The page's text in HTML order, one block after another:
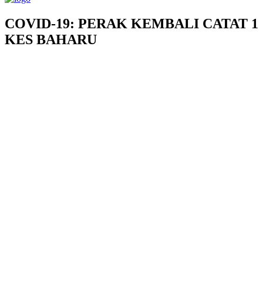
COVID-19: PERAK KEMBALI CATAT 1
KES BAHARU